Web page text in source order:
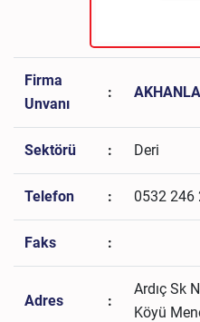
Firma
Unvanı
:
Sektörü : Deri
Telefon : 0532 246
Faks :
Adres :
Ardıç Sk
Köyü